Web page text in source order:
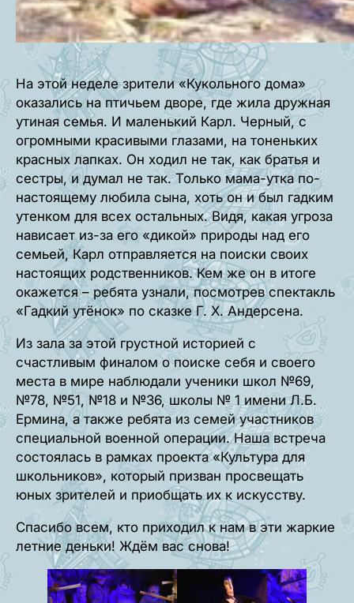
На этой неделе зрители «Кукольного дома»
оказались на птичьем дворе, где жила дружная
утиная семья. И маленький Карл. Черный, с
огромными красивыми глазами, на тоненьких
красных лапках. Он ходил не так, как братья и
сестры, и думал не так. Только мама-утка по-
настоящему любила сына, хоть он и был гадким
утенком для всех остальных. Видя, какая угроза
нависает из-за его «дикой» природы над его
семьей, Карл отправляется на поиски своих
настоящих родственников. Кем же он в итоге
окажется – ребята узнали, посмотрев спектакль
«Гадкий утёнок» по сказке Г. Х. Андерсена.
Из зала за этой грустной историей с
счастливым финалом о поиске себя и своего
места в мире наблюдали ученики школ №69,
№78, №51, №18 и №36, школы № 1 имени Л.Б.
Ермина, а также ребята из семей участников
специальной военной операции. Наша встреча
состоялась в рамках проекта «Культура для
школьников», который призван просвещать
юных зрителей и приобщать их к искусству.
Спасибо всем, кто приходил к нам в эти жаркие
летние деньки! Ждём вас снова!